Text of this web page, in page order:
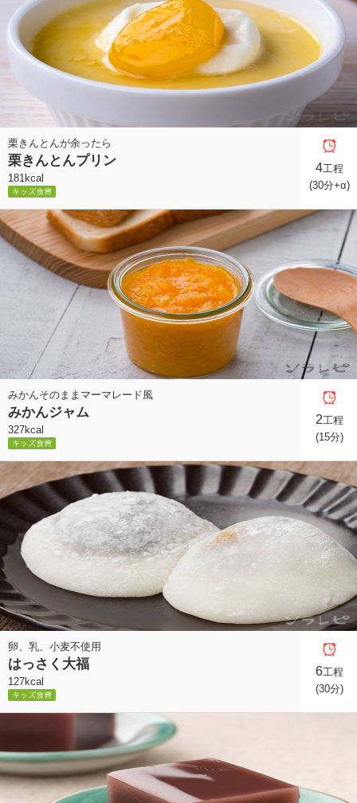
栗きんとんが余ったら
栗きんとんプリン
181kcal
4工程
(30分+α)
みかんそのままマーマレード風
みかんジャム
327kcal
2工程
(15分)
卵、乳、小麦不使用
はっさく大福
127kcal
6工程
(30分)